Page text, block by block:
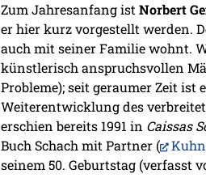
Zum Jahresanfang istNorbert
er hier kurz vorgestellt werden.
auch mit seiner Familie wohnt.
künstlerisch anspruchsvollen
Probleme); seit geraumer Zeit
Weiterentwicklung des
erschien bereits 1991 in Caissas
Buch Schach mit Partner (
seinem 50. Geburtstag (verfasst